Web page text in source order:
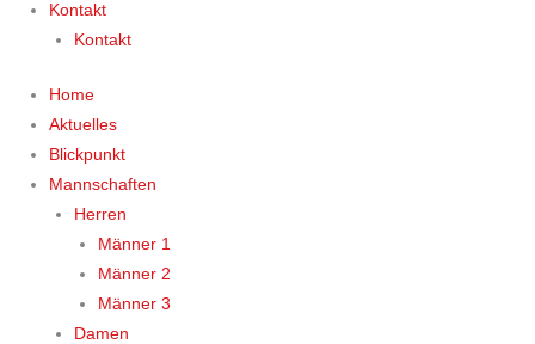
Kontakt
Kontakt
Home
Aktuelles
Blickpunkt
Mannschaften
Herren
Männer 1
Männer 2
Männer 3
Damen